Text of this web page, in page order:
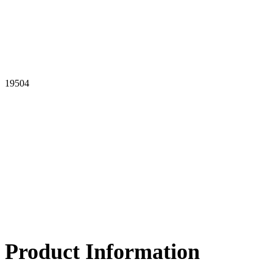
19504
Product Information